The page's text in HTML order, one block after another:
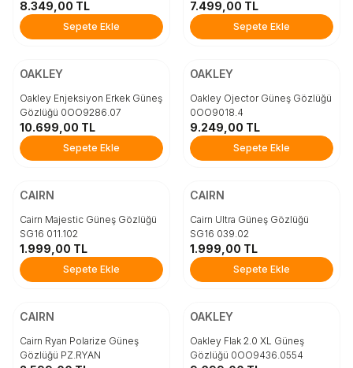
Sepete Ekle
8.349,00 TL
Sepete Ekle
Sepete Ekle
7.499,00 TL
Sepete Ekle
Beden
STD
Sepete Ekle
OAKLEY
Oakley Enjeksiyon Erkek Güneş
Gözlüğü 0OO9286.07
10.699,00 TL
Sepete Ekle
Beden
STD
Sepete Ekle
OAKLEY
Oakley Ojector Güneş Gözlüğü
0OO9018.4
9.249,00 TL
Sepete Ekle
Beden
STD
Sepete Ekle
CAIRN
Cairn Majestic Güneş Gözlüğü
SG16 011.102
1.999,00 TL
Sepete Ekle
Beden
STD
Sepete Ekle
CAIRN
Cairn Ultra Güneş Gözlüğü
SG16 039.02
1.999,00 TL
Sepete Ekle
Beden
STD
CAIRN
Cairn Ryan Polarize Güneş
Gözlüğü PZ.RYAN
Beden
STD
OAKLEY
Oakley Flak 2.0 XL Güneş
Gözlüğü 0OO9436.0554